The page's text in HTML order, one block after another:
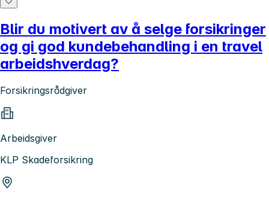
Blir du motivert av å selge forsikringer
og gi god kundebehandling i en travel
arbeidshverdag?
Forsikringsrådgiver
Arbeidsgiver
KLP Skadeforsikring